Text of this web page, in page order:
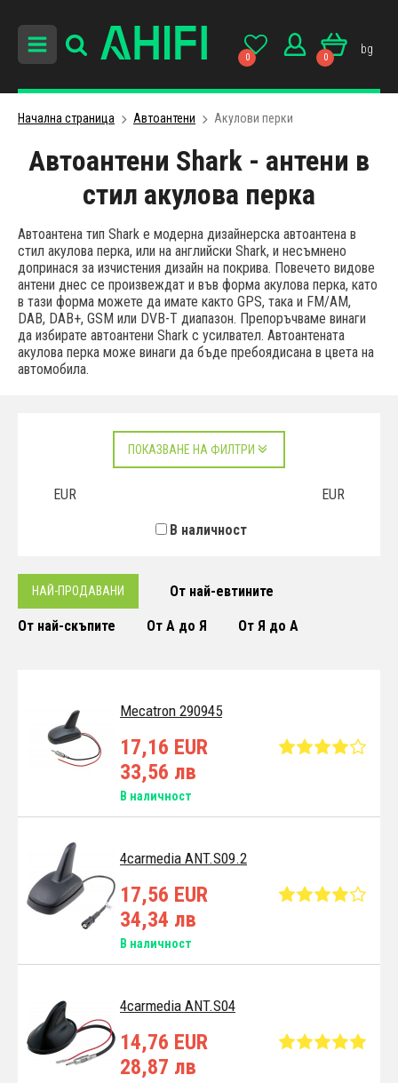
0 0
bg
Начална страница Автоантени Акулови перки
Автоантени Shark - антени в
стил акулова перка
Автоантена тип Shark е модерна дизайнерска автоантена в
стил акулова перка, или на английски Shark, и несъмнено
допринася за изчистения дизайн на покрива. Повечето видове
антени днес се произвеждат и във форма акулова перка, като
в тази форма можете да имате както GPS, така и FM/AM,
DAB, DAB+, GSM или DVB-T диапазон. Препоръчваме винаги
да избирате автоантени Shark с усилвател. Автоантената
акулова перка може винаги да бъде пребоядисана в цвета на
автомобила.
ПОКАЗВАНЕ НА ФИЛТРИ
EUR EUR
В наличност
НАЙ-ПРОДАВАНИ От най-евтините
От най-скъпите От А до Я От Я до А
Mecatron 290945
17,16 EUR
33,56 лв
В наличност
4carmedia ANT.S09.2
17,56 EUR
34,34 лв
В наличност
4carmedia ANT.S04
14,76 EUR
28,87 лв